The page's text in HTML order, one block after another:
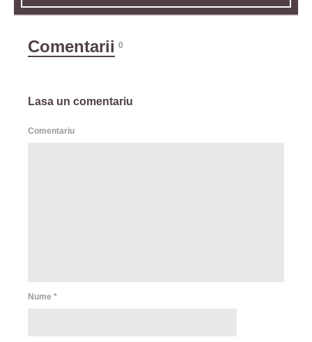
Comentarii 0
Lasa un comentariu
Comentariu
Nume *